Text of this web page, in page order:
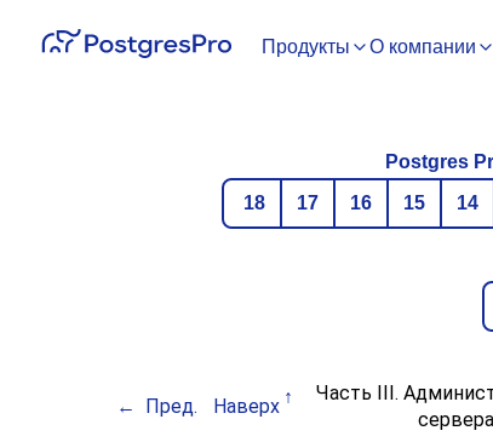
Продукты О компании
Postgres
18
17 16 15 14
Пред. Наверх
Часть III.
сервера